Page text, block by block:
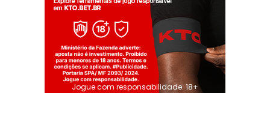
Jogue com responsabilidade. 18+